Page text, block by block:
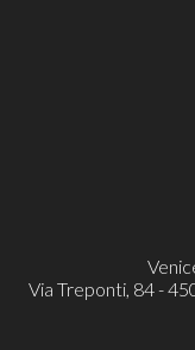
Via Treponti, 84 -